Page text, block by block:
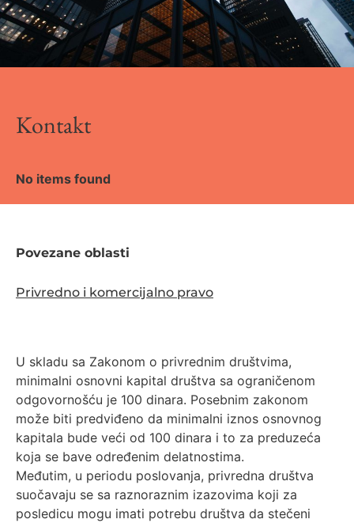
Kontakt
No items found
Povezane oblasti
Privredno i komercijalno pravo
U skladu sa Zakonom o privrednim društvima,
minimalni osnovni kapital društva sa ograničenom
odgovornošću je 100 dinara. Posebnim zakonom
može biti predviđeno da minimalni iznos osnovnog
kapitala bude veći od 100 dinara i to za preduzeća
koja se bave određenim delatnostima.
Međutim, u periodu poslovanja, privredna društva
suočavaju se sa raznoraznim izazovima koji za
posledicu mogu imati potrebu društva da stečeni